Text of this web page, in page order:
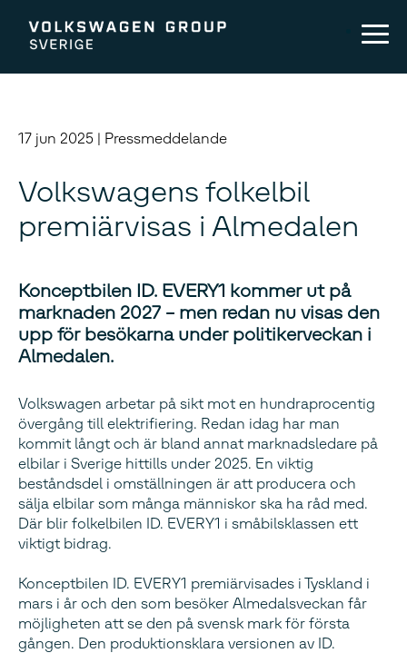
17 jun 2025 | Pressmeddelande
Volkswagens folkelbil
premiärvisas i Almedalen
Konceptbilen ID. EVERY1 kommer ut på
marknaden 2027 – men redan nu visas den
upp för besökarna under politikerveckan i
Almedalen.
Volkswagen arbetar på sikt mot en hundraprocentig
övergång till elektrifiering. Redan idag har man
kommit långt och är bland annat marknadsledare på
elbilar i Sverige hittills under 2025. En viktig
beståndsdel i omställningen är att producera och
sälja elbilar som många människor ska ha råd med.
Där blir folkelbilen ID. EVERY1 i småbilsklassen ett
viktigt bidrag.
Konceptbilen ID. EVERY1 premiärvisades i Tyskland i
mars i år och den som besöker Almedalsveckan får
möjligheten att se den på svensk mark för första
gången. Den produktionsklara versionen av ID.